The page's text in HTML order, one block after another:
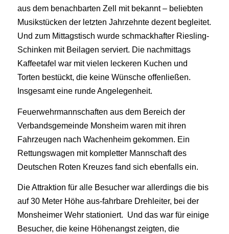
aus dem benachbarten Zell mit bekannt – beliebten
Musikstücken der letzten Jahrzehnte dezent begleitet.
Und zum Mittagstisch wurde schmackhafter Riesling-
Schinken mit Beilagen serviert. Die nachmittags
Kaffeetafel war mit vielen leckeren Kuchen und
Torten bestückt, die keine Wünsche offenließen.
Insgesamt eine runde Angelegenheit.
Feuerwehrmannschaften aus dem Bereich der
Verbandsgemeinde Monsheim waren mit ihren
Fahrzeugen nach Wachenheim gekommen. Ein
Rettungswagen mit kompletter Mannschaft des
Deutschen Roten Kreuzes fand sich ebenfalls ein.
Die Attraktion für alle Besucher war allerdings die bis
auf 30 Meter Höhe aus-fahrbare Drehleiter, bei der
Monsheimer Wehr stationiert. Und das war für einige
Besucher, die keine Höhenangst zeigten, die